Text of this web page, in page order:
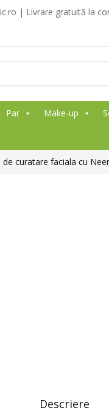
| Livrare gratuită la
Par Make-up
de curatare faciala cu
Descriere